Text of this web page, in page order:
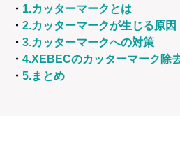
・ 1.カッターマークとは
・ 2.カッターマークが生じる原因
・ 3.カッターマークへの対策
・ 4.XEBECのカッターマーク除
・ 5.まとめ